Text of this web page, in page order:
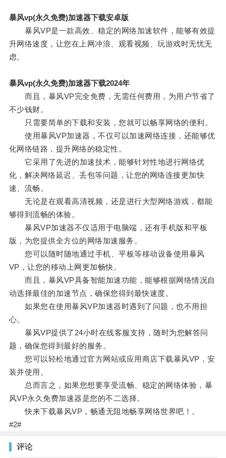
暴风vp(永久免费)加速器下载安卓版
暴风VP是一款高效、稳定的网络加速软件，能够有效提
升网络速度，让您在上网冲浪、观看视频、玩游戏时无忧无
虑。
暴风vp(永久免费)加速器下载2024年
而且，暴风VP完全免费，无需任何费用，为用户节省了
不少钱财。
只需要简单的下载和安装，您就可以畅享网络的便利。
使用暴风VP加速器，不仅可以加速网络连接，还能够优
化网络链路，提升网络的稳定性。
它采用了先进的加速技术，能够针对性地进行网络优
化，解决网络延迟、丢包等问题，让您的网络连接更加快
速、流畅。
无论是在观看高清视频，还是进行大型网络游戏，都能
够得到流畅的体验。
暴风VP加速器不仅适用于电脑端，还有手机版和平板
版，为您提供全方位的网络加速服务。
您可以随时随地通过手机、平板等移动设备使用暴风
VP，让您的移动上网更加畅快。
而且，暴风VP具备智能加速功能，能够根据网络情况自
动选择最佳的加速节点，确保您得到最快速度。
如果您在使用暴风VP加速器时遇到了问题，也不用担
心。
暴风VP提供了24小时在线客服支持，随时为您解答问
题，确保您得到最好的服务。
您可以轻松地通过官方网站或应用商店下载暴风VP，安
装并使用。
总而言之，如果您想要享受流畅、稳定的网络体验，暴
风VP永久免费加速器是您的不二选择。
快来下载暴风VP，畅通无阻地畅享网络世界吧！。
#2#
评论